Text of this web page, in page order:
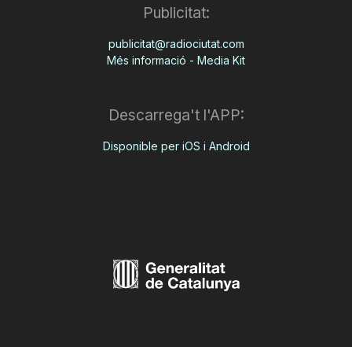
Publicitat:
publicitat@radiociutat.com
Més informació - Media Kit
Descarrega't l'APP:
Disponible per iOS i Android